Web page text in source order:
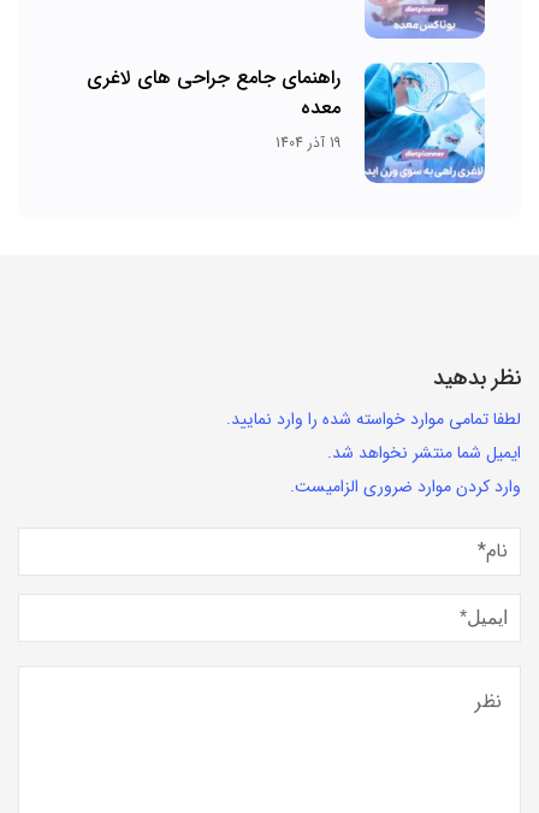
راهنمای جامع جراحی های لاغری
معده
19 آذر 1404
نظر بدهید
لطفا تمامی موارد خواسته شده را وارد نمایید.
ایمیل شما منتشر نخواهد شد.
وارد کردن موارد ضروری الزامیست.